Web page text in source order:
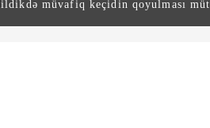
müvafiq keçidin qoyulması